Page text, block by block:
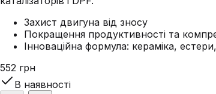
Захист двигуна від зносу
Покращення продуктивності та
Інноваційна формула: кераміка,
552 грн
В наявності